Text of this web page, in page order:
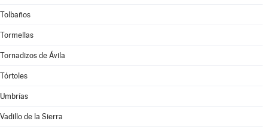
Tolbaños
Tormellas
Tornadizos de Ávila
Tórtoles
Umbrías
Vadillo de la Sierra